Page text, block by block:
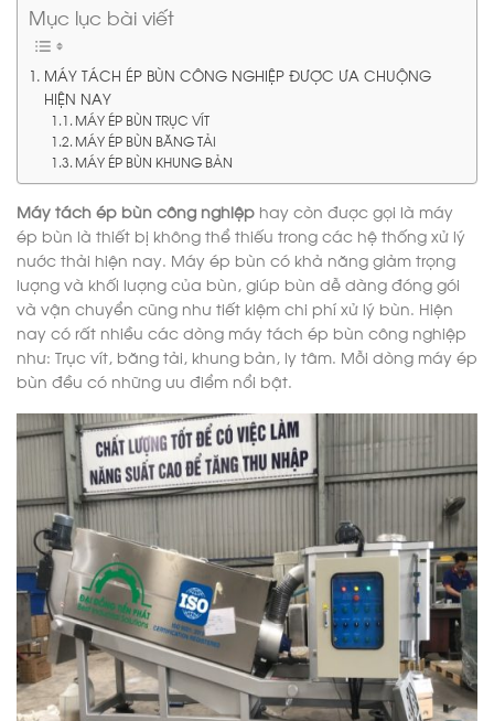
Mục lục bài viết
MÁY TÁCH ÉP BÙN CÔNG NGHIỆP ĐƯỢC ƯA CHUỘNG
HIỆN NAY
MÁY ÉP BÙN TRỤC VÍT
MÁY ÉP BÙN BĂNG TẢI
MÁY ÉP BÙN KHUNG BẢN
Máy tách ép bùn công nghiệp hay còn được gọi là máy
ép bùn là thiết bị không thể thiếu trong các hệ thống xử lý
nước thải hiện nay. Máy ép bùn có khả năng giảm trọng
lượng và khối lượng của bùn, giúp bùn dễ dàng đóng gói
và vận chuyển cũng như tiết kiệm chi phí xử lý bùn. Hiện
nay có rất nhiều các dòng máy tách ép bùn công nghiệp
như: Trục vít, băng tải, khung bản, ly tâm. Mỗi dòng máy ép
bùn đều có những ưu điểm nổi bật.